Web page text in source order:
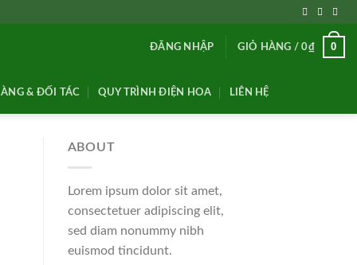
ĐĂNG NHẬP GIỎ HÀNG /0₫ 0
& ĐỐI TÁC QUY TRÌNH ĐIỆN HOA LIÊN HỆ
ABOUT
Lorem ipsum dolor sit amet,
consectetuer adipiscing elit,
sed diam nonummy nibh
euismod tincidunt.